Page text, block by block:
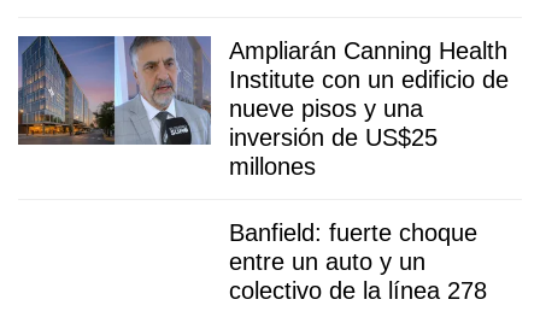
Ampliarán Canning Health
Institute con un edificio de
nueve pisos y una
inversión de US$25
millones
Banfield: fuerte choque
entre un auto y un
colectivo de la línea 278